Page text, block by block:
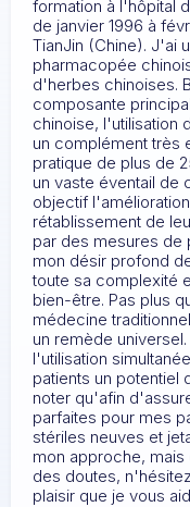
formation à l'hôpital
de janvier 1996 à
TianJin (Chine). J'ai
pharmacopée
d'herbes chinoises.
composante
chinoise, l'utilisation
un complément très
pratique de plus de
un vaste éventail de
objectif
rétablissement de
par des mesures de
mon désir profond
toute sa complexité
bien-être. Pas plus
médecine
un remède
l'utilisation
patients un potentiel
noter qu'afin
parfaites pour mes
stériles neuves et
mon approche,
des doutes,
plaisir que je vous